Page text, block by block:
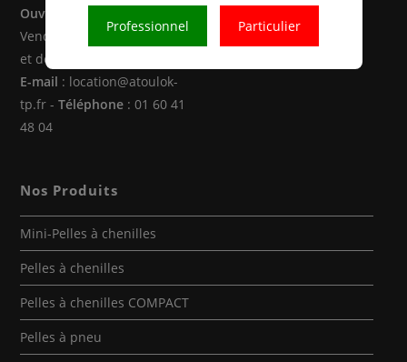
Ouverture
Vendredi de 8h00 à 12h30
et de 14h00 à 18h00
E-mail : location@atoulok-
tp.fr -Téléphone : 01 60 41
48 04
Nos Produits
Mini-Pelles à chenilles
Pelles à chenilles
Pelles à chenilles COMPACT
Pelles à pneu
Professionnel Particulier